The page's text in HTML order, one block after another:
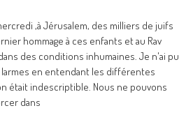
,à Jérusalem, des milliers de juifs
hommage à ces enfants et au Rav
des conditions inhumaines. Je n'ai pu
en entendant les différentes
était indescriptible. Nous ne pouvons
dans